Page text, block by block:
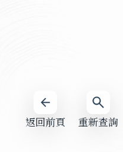
重新查詢
返回前頁